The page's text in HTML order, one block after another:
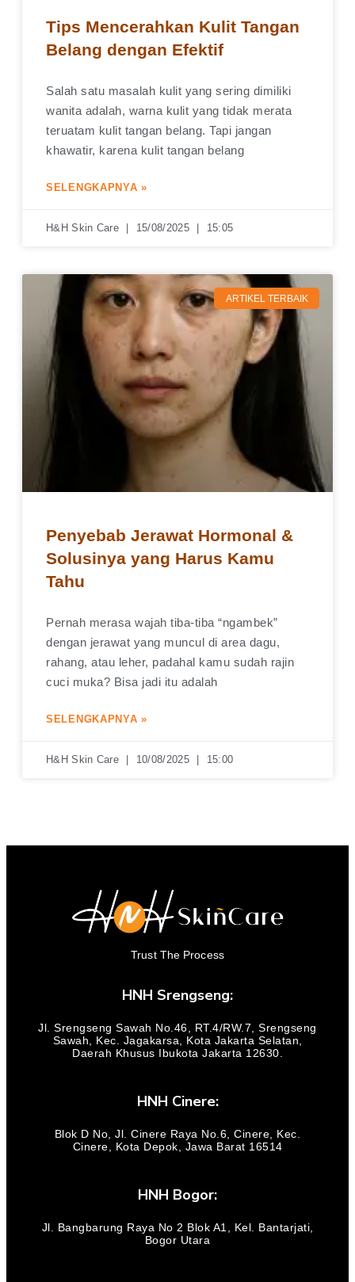
Tips Mencerahkan Kulit Tangan
Belang dengan Efektif
Salah satu masalah kulit yang sering dimiliki
wanita adalah, warna kulit yang tidak merata
teruatam kulit tangan belang. Tapi jangan
khawatir, karena kulit tangan belang
SELENGKAPNYA »
H&H Skin Care 15/08/2025 15:05
ARTIKEL TERBAIK
Penyebab Jerawat Hormonal &
Solusinya yang Harus Kamu
Tahu
Pernah merasa wajah tiba-tiba “ngambek”
dengan jerawat yang muncul di area dagu,
rahang, atau leher, padahal kamu sudah rajin
cuci muka? Bisa jadi itu adalah
SELENGKAPNYA »
H&H Skin Care 10/08/2025 15:00
Trust The Process
HNH Srengseng:
Jl. Srengseng Sawah No.46, RT.4/RW.7, Srengseng
Sawah, Kec. Jagakarsa, Kota Jakarta Selatan,
Daerah Khusus Ibukota Jakarta 12630.
HNH Cinere:
Blok D No, Jl. Cinere Raya No.6, Cinere, Kec.
Cinere, Kota Depok, Jawa Barat 16514
HNH Bogor:
Jl. Bangbarung Raya No 2 Blok A1, Kel. Bantarjati,
Bogor Utara